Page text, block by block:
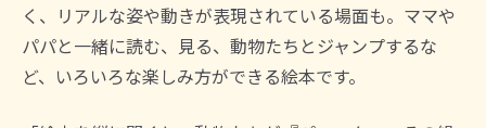
く、リアルな姿や動きが表現されている場面も。ママや
パパと一緒に読む、見る、動物たちとジャンプするな
ど、いろいろな楽しみ方ができる絵本です。